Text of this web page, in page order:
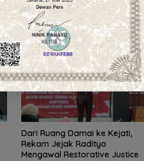
Dari Ruang Damai ke Kejati,
Rekam Jejak Radityo
Mengawal Restorative Justice